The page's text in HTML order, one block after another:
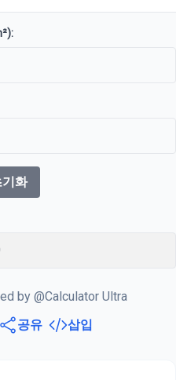
기화
by @Calculator Ultra
공유
삽입